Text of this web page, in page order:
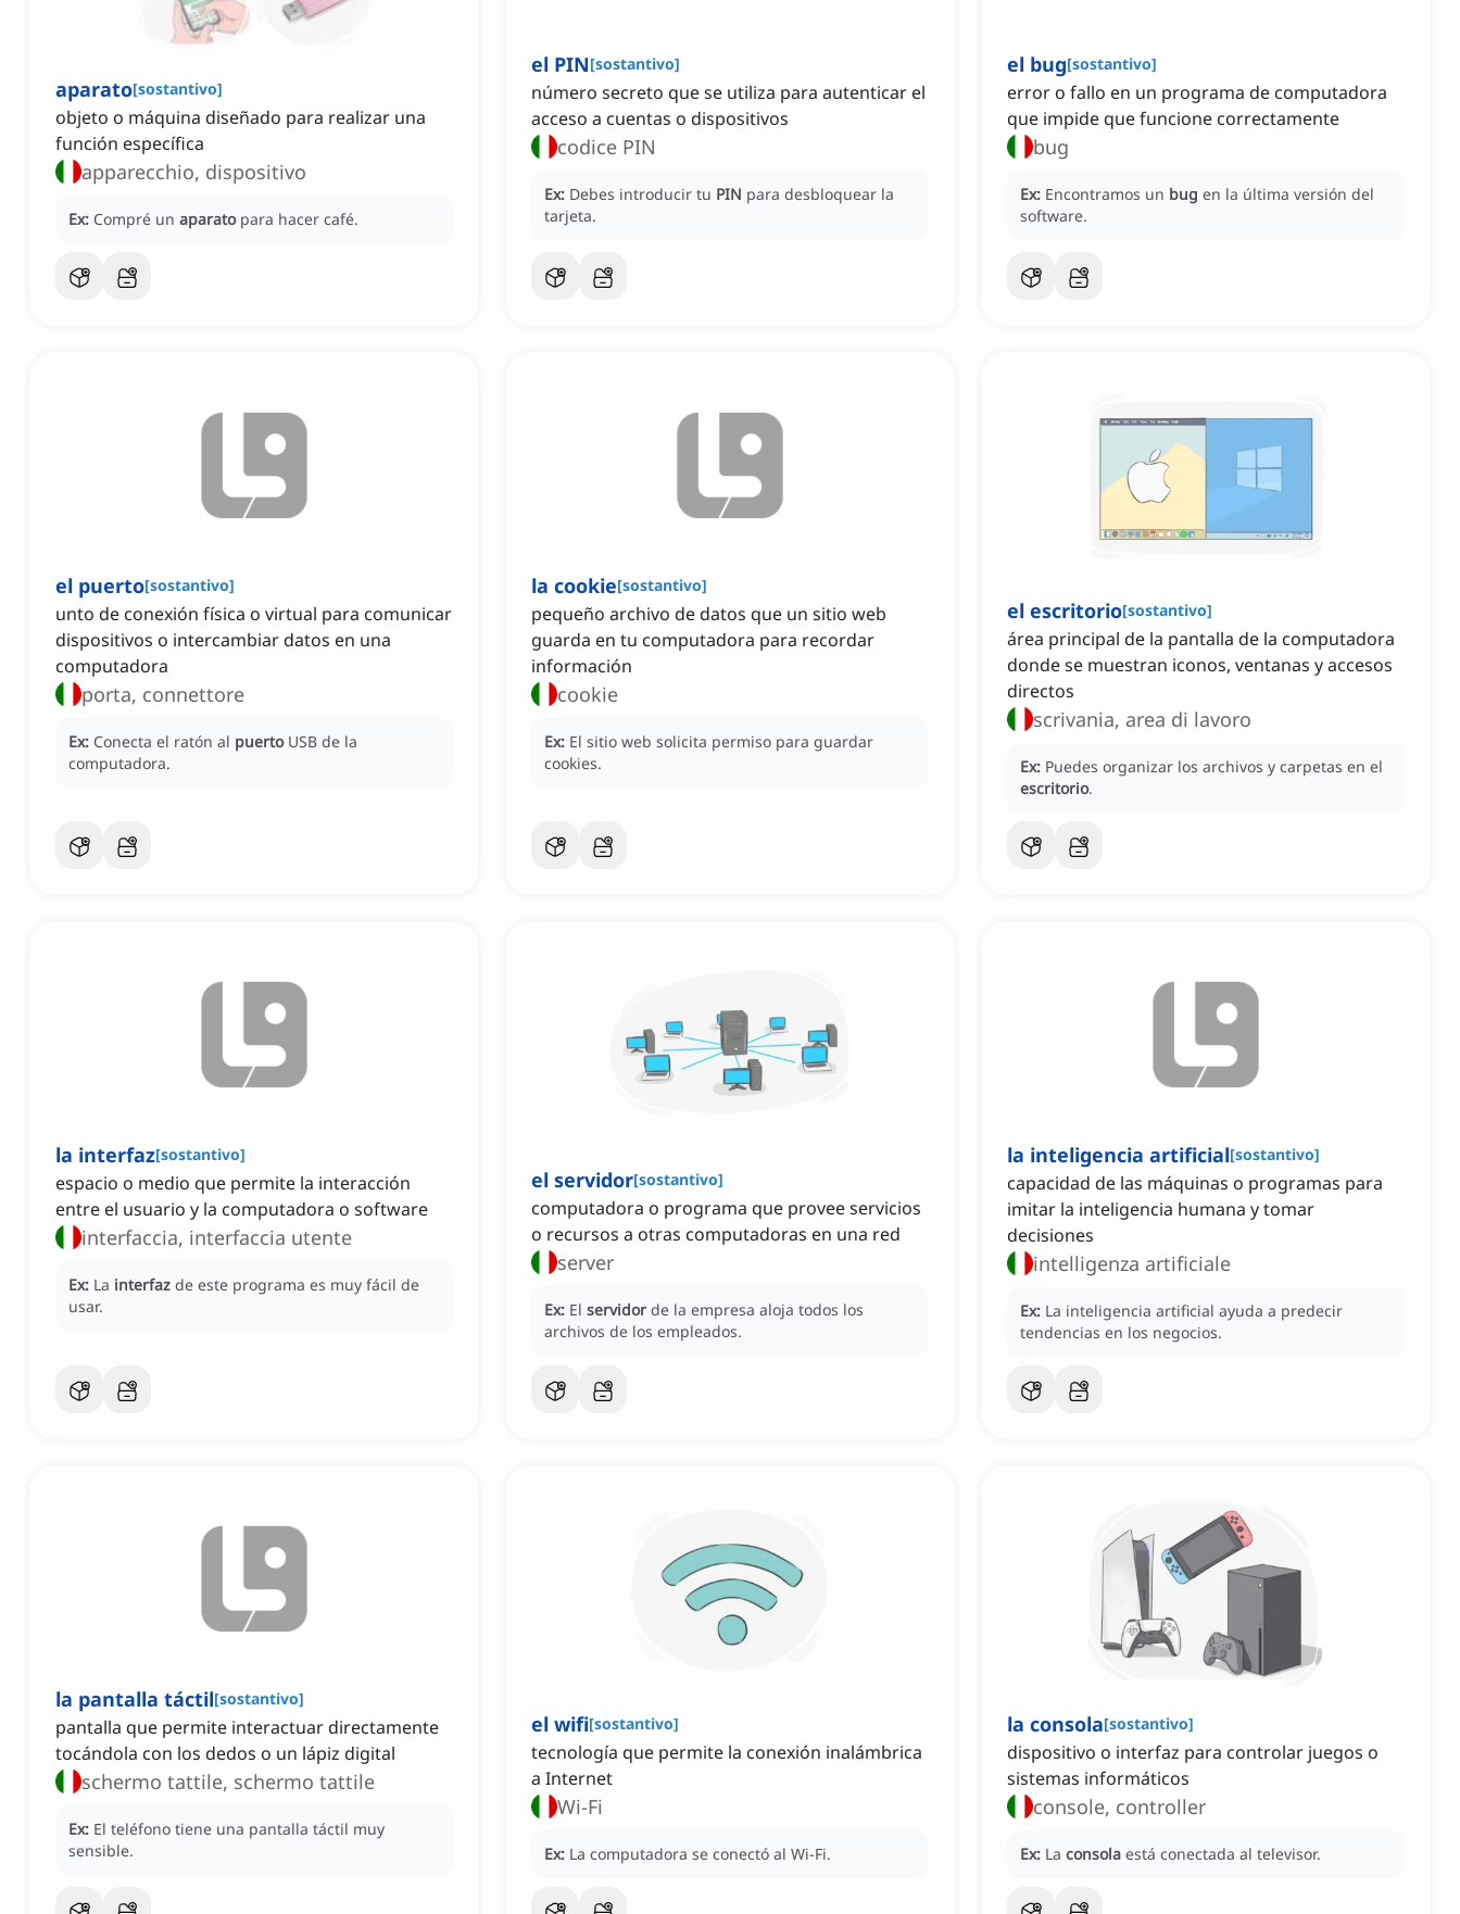
aparato[sostantivo]
objeto o máquina diseñado para realizar una
función específica
apparecchio, dispositivo
Ex: Compré un aparato para hacer café.
el PIN[sostantivo]
número secreto que se utiliza para autenticar el
acceso a cuentas o dispositivos
codice PIN
Ex: Debes introducir tu PIN para desbloquear la
tarjeta.
el bug[sostantivo]
error o fallo en un programa de computadora
que impide que funcione correctamente
bug
Ex: Encontramos un bug en la última versión del
software.
el puerto[sostantivo]
unto de conexión física o virtual para comunicar
dispositivos o intercambiar datos en una
computadora
porta, connettore
Ex: Conecta el ratón al puerto USB de la
computadora.
la cookie[sostantivo]
pequeño archivo de datos que un sitio web
guarda en tu computadora para recordar
información
cookie
Ex: El sitio web solicita permiso para guardar
cookies.
el escritorio[sostantivo]
área principal de la pantalla de la computadora
donde se muestran iconos, ventanas y accesos
directos
scrivania, area di lavoro
Ex: Puedes organizar los archivos y carpetas en el
escritorio.
la interfaz[sostantivo]
espacio o medio que permite la interacción
entre el usuario y la computadora o software
interfaccia, interfaccia utente
Ex: La interfaz de este programa es muy fácil de
usar.
el servidor[sostantivo]
computadora o programa que provee servicios
o recursos a otras computadoras en una red
server
Ex: El servidor de la empresa aloja todos los
archivos de los empleados.
la inteligencia artificial[sostantivo]
capacidad de las máquinas o programas para
imitar la inteligencia humana y tomar
decisiones
intelligenza artificiale
Ex: La inteligencia artificial ayuda a predecir
tendencias en los negocios.
la pantalla táctil[sostantivo]
pantalla que permite interactuar directamente
tocándola con los dedos o un lápiz digital
schermo tattile, schermo tattile
Ex: El teléfono tiene una pantalla táctil muy
sensible.
el wifi[sostantivo]
tecnología que permite la conexión inalámbrica
a Internet
Wi-Fi
Ex: La computadora se conectó al Wi-Fi.
la consola[sostantivo]
dispositivo o interfaz para controlar juegos o
sistemas informáticos
console, controller
Ex: La consola está conectada al televisor.